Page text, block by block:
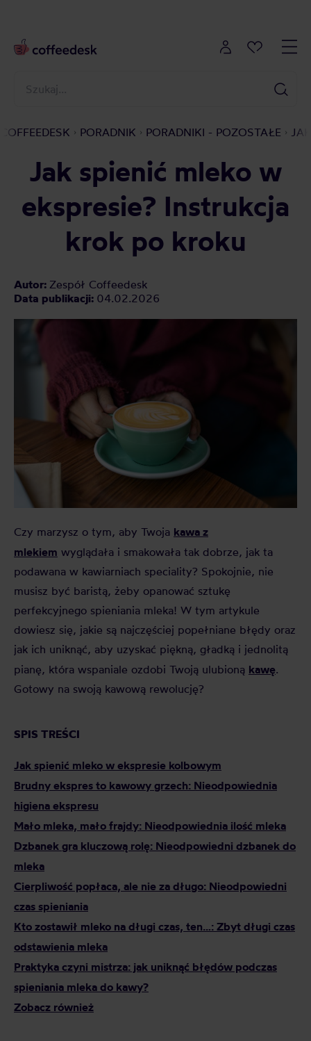
COFFEEDESK PORADNIK PORADNIKI - POZOSTAŁE
Jak spienić mleko w
ekspresie? Instrukcja
krok po kroku
Autor: Zespół Coffeedesk
Data publikacji: 04.02.2026
Czy marzysz o tym, aby Twoja kawa z
mlekiem wyglądała i smakowała tak dobrze, jak ta
podawana w kawiarniach speciality? Spokojnie, nie
musisz być baristą, żeby opanować sztukę
perfekcyjnego spieniania mleka! W tym artykule
dowiesz się, jakie są najczęściej popełniane błędy oraz
jak ich uniknąć, aby uzyskać piękną, gładką i jednolitą
pianę, która wspaniale ozdobi Twoją ulubioną kawę.
Gotowy na swoją kawową rewolucję?
SPIS TREŚCI
Jak spienić mleko w ekspresie kolbowym
Brudny ekspres to kawowy grzech: Nieodpowiednia
higiena ekspresu
Mało mleka, mało frajdy: Nieodpowiednia ilość mleka
Dzbanek gra kluczową rolę: Nieodpowiedni dzbanek do
mleka
Cierpliwość popłaca, ale nie za długo: Nieodpowiedni
czas spieniania
Kto zostawił mleko na długi czas, ten…: Zbyt długi czas
odstawienia mleka
Praktyka czyni mistrza: jak uniknąć błędów podczas
spieniania mleka do kawy?
Zobacz również